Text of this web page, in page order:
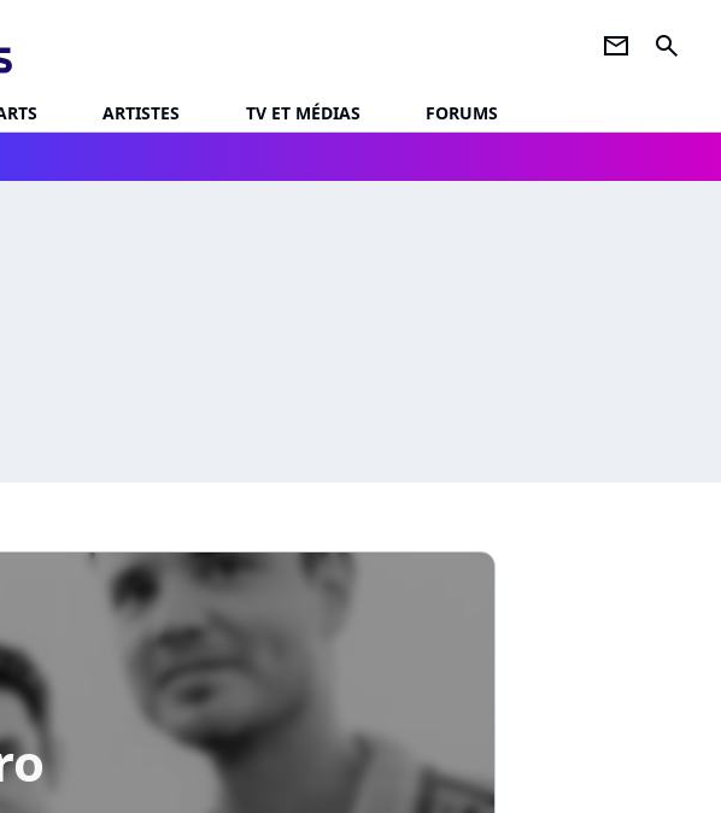
newsletter search
ARTISTES TV ET MÉDIAS
FORUMS